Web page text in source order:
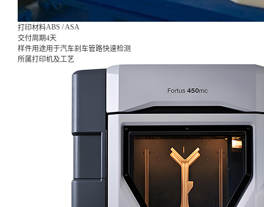
打印材料ABS / ASA
交付周期4天
样件用途用于汽车刹车管路快速检测
所属打印机及工艺